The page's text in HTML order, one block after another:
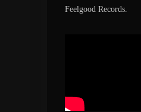
Feelgood Records.